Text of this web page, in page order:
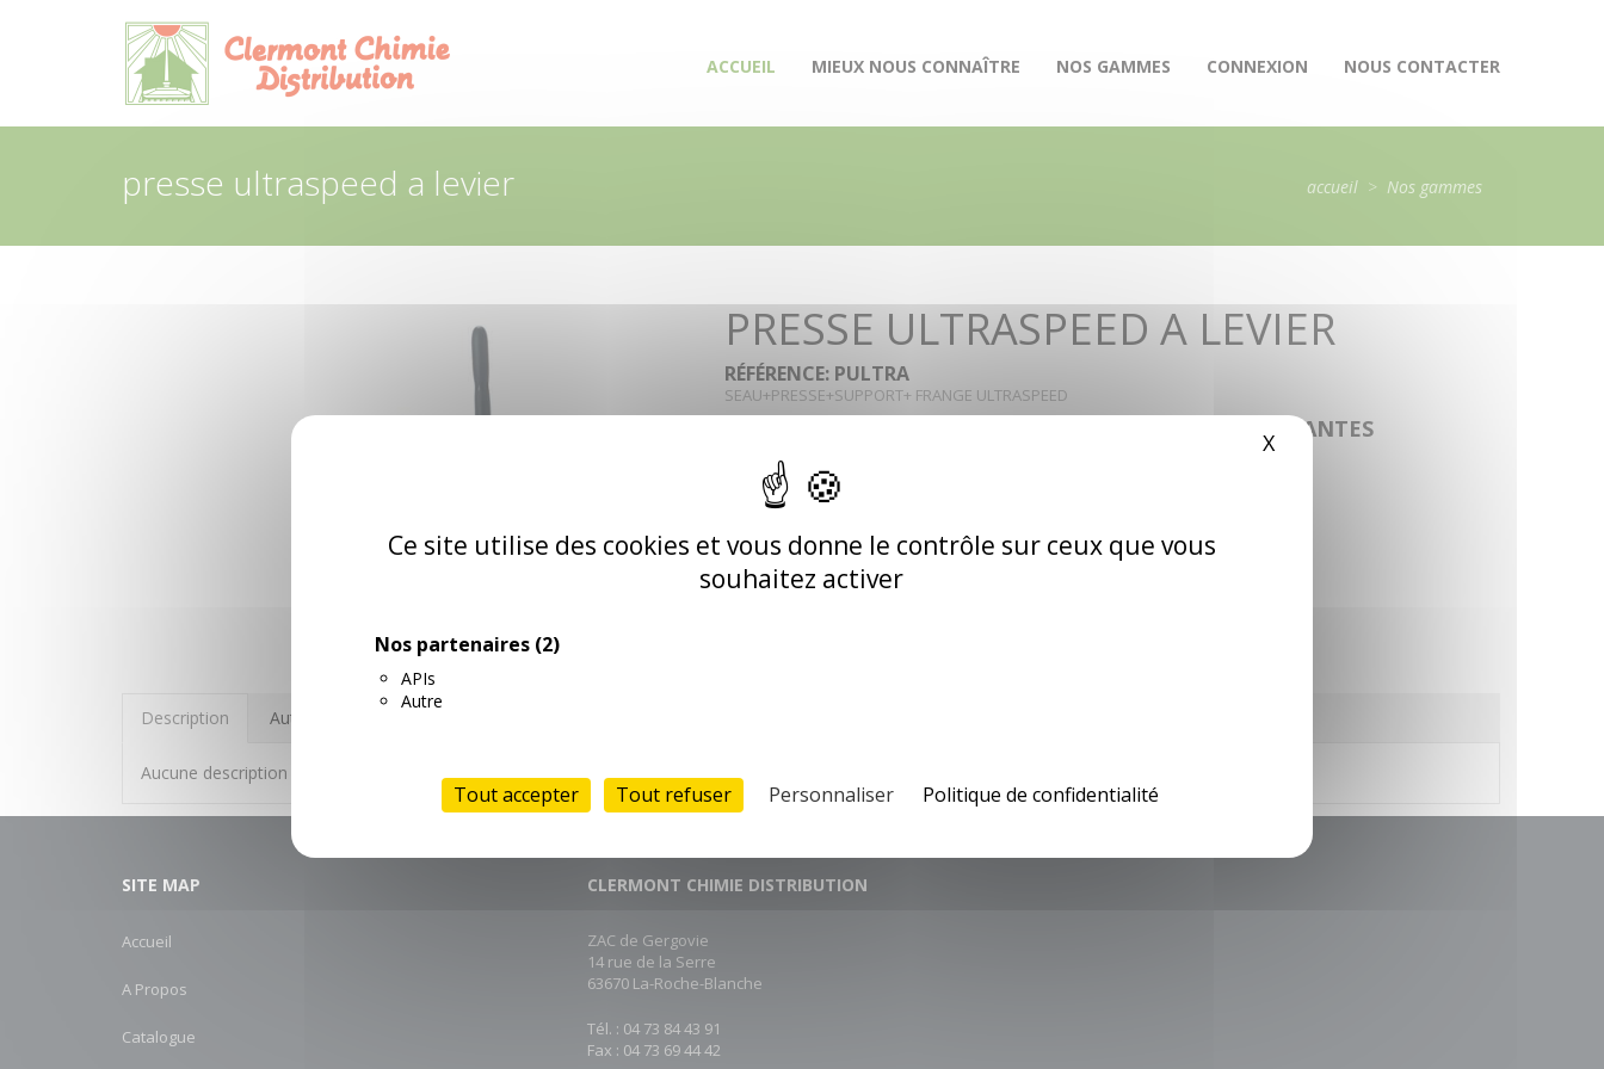
Ce site utilise des cookies et vous donne le contrôle sur ceux que vous
souhaitez activer
Nos partenaires (2)
APIs
Autre
Tout accepter Tout refuser Personnaliser Politique de confidentialité
X Masquer le bandeau des
ACCUEIL (CURRENT)
MIEUX NOUS CONNAÎTRE NOS GAMMES CONNEXION NOUS CONTACTER
presse ultraspeed a levier accueil > Nos gammes
PRESSE ULTRASPEED A LEVIER
RÉFÉRENCE: PULTRA
SEAU+PRESSE+SUPPORT+ FRANGE ULTRASPEED
RETROUVEZ CE PRODUIT DANS LES CATÉGORIES SUIVANTES
Description Autres informations
Aucune description n'est disponible
SITE MAP
Accueil
A Propos
Catalogue
CLERMONT CHIMIE DISTRIBUTION
ZAC de Gergovie
14 rue de la Serre
63670 La-Roche-Blanche
Tél. : 04 73 84 43 91
Fax : 04 73 69 44 42